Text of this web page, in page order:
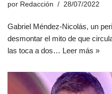
por Redacción 28/07/2022
Gabriel Méndez-Nicolás, un
desmontar el mito de que
las toca a dos… Leer más »